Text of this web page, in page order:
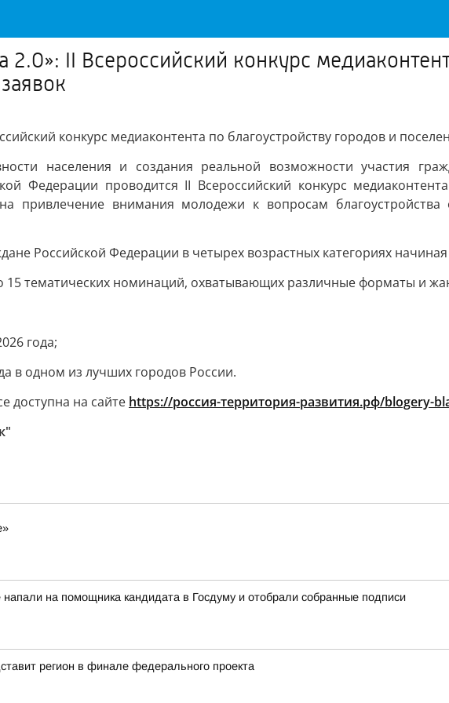
2.0»: II Всероссийский конкурс
конкурс медиаконтента по благоустройству городов и
населения и создания реальной возможности участия
Федерации проводится II Всероссийский конкурс
привлечение внимания молодежи к вопросам
Российской Федерации в четырех возрастных категориях начиная
15 тематических номинаций, охватывающих различные форматы и
года;
в одном из лучших городов России.
доступна на сайте https://россия-территория-развития.рф/blogery-
напали на помощника кандидата в Госдуму и отобрали собранные подписи
регион в финале федерального проекта